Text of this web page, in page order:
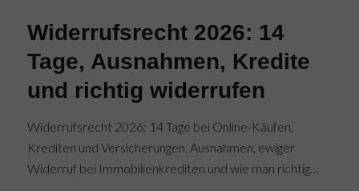
Widerrufsrecht 2026: 14
Tage, Ausnahmen, Kredite
und richtig widerrufen
Widerrufsrecht 2026: 14 Tage bei Online-Käufen,
Krediten und Versicherungen. Ausnahmen, ewiger
Widerruf bei Immobilienkrediten und wie man richtig…